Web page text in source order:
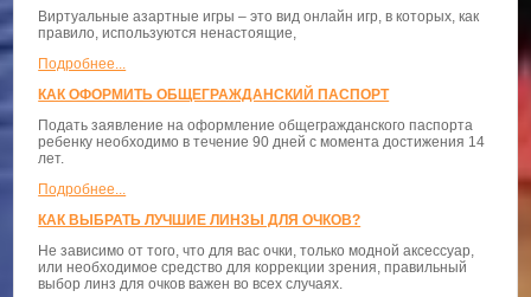
Виртуальные азартные игры – это вид онлайн игр, в которых, как
правило, используются ненастоящие,
Подробнее...
КАК ОФОРМИТЬ ОБЩЕГРАЖДАНСКИЙ ПАСПОРТ
Подать заявление на оформление общегражданского паспорта
ребенку необходимо в течение 90 дней с момента достижения 14
лет.
Подробнее...
КАК ВЫБРАТЬ ЛУЧШИЕ ЛИНЗЫ ДЛЯ ОЧКОВ?
Не зависимо от того, что для вас очки, только модной аксессуар,
или необходимое средство для коррекции зрения, правильный
выбор линз для очков важен во всех случаях.